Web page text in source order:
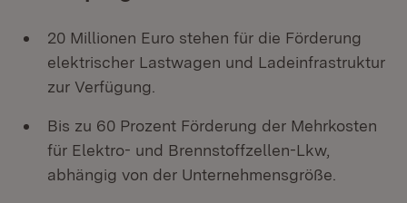
20 Millionen Euro stehen für die Förderung
elektrischer Lastwagen und Ladeinfrastruktur
zur Verfügung.
Bis zu 60 Prozent Förderung der Mehrkosten
für Elektro- und Brennstoffzellen-Lkw,
abhängig von der Unternehmensgröße.